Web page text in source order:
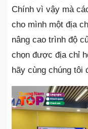
Chính vì vậy mà
cho mình một địa
nâng cao trình độ
chọn được địa chỉ
hãy cùng chúng tôi